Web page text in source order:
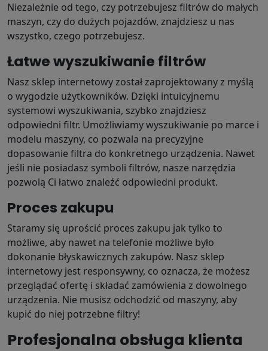
Niezależnie od tego, czy potrzebujesz filtrów do małych
maszyn, czy do dużych pojazdów, znajdziesz u nas
wszystko, czego potrzebujesz.
Łatwe wyszukiwanie filtrów
Nasz sklep internetowy został zaprojektowany z myślą
o wygodzie użytkowników. Dzięki intuicyjnemu
systemowi wyszukiwania, szybko znajdziesz
odpowiedni filtr. Umożliwiamy wyszukiwanie po marce i
modelu maszyny, co pozwala na precyzyjne
dopasowanie filtra do konkretnego urządzenia. Nawet
jeśli nie posiadasz symboli filtrów, nasze narzędzia
pozwolą Ci łatwo znaleźć odpowiedni produkt.
Proces zakupu
Staramy się uprościć proces zakupu jak tylko to
możliwe, aby nawet na telefonie możliwe było
dokonanie błyskawicznych zakupów. Nasz sklep
internetowy jest responsywny, co oznacza, że możesz
przeglądać ofertę i składać zamówienia z dowolnego
urządzenia. Nie musisz odchodzić od maszyny, aby
kupić do niej potrzebne filtry!
Profesjonalna obsługa klienta